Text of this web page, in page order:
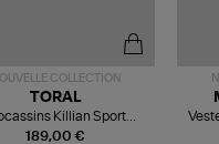
COLLECTION
189,00 €
TORAL
Killian Sport
Mousse